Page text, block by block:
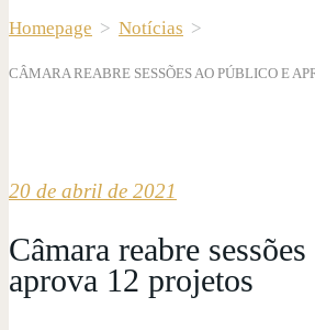
Homepage > Notícias >
CÂMARA REABRE SESSÕES AO PÚBLICO E
20 de abril de 2021
Câmara reabre
aprova 12 projetos